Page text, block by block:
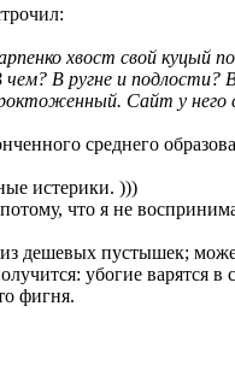
хвост свой куцый
В ругне и подлости?
Сайт у него
среднего
истерики. )))
что я не
дешевых пустышек;
убогие варятся
фигня.